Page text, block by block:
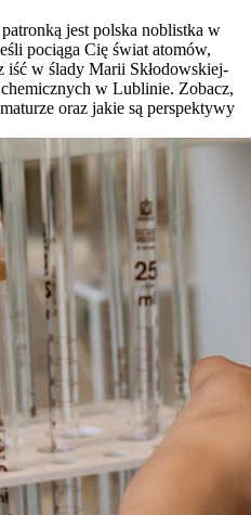
jest polska noblistka w
pociąga Cię świat atomów,
w ślady Marii Skłodowskiej-
w Lublinie. Zobacz,
oraz jakie są perspektywy